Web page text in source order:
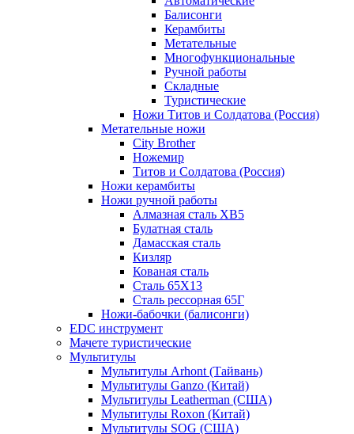
Балисонги
Керамбиты
Метательные
Многофункциональные
Ручной работы
Складные
Туристические
Ножи Титов и Солдатова (Россия)
Метательные ножи
City Brother
Ножемир
Титов и Солдатова (Россия)
Ножи керамбиты
Ножи ручной работы
Алмазная сталь ХВ5
Булатная сталь
Дамасская сталь
Кизляр
Кованая сталь
Сталь 65Х13
Сталь рессорная 65Г
Ножи-бабочки (балисонги)
EDC инструмент
Мачете туристические
Мультитулы
Мультитулы Arhont (Тайвань)
Мультитулы Ganzo (Китай)
Мультитулы Leatherman (США)
Мультитулы Roxon (Китай)
Мультитулы SOG (США)